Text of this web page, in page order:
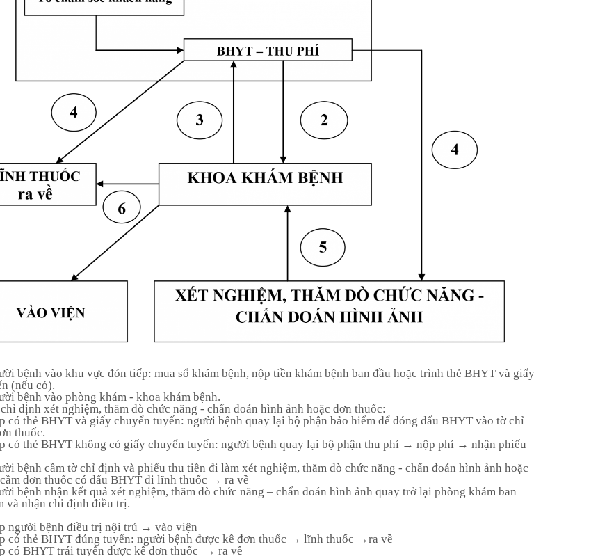
bệnh vào khu vực đón tiếp: mua sổ khám bệnh, nộp tiền khám bệnh ban đầu hoặc trình thẻ BHYT và giấy
(nếu có).
bệnh vào phòng khám - khoa khám bệnh.
định xét nghiệm, thăm dò chức năng - chẩn đoán hình ảnh hoặc đơn thuốc:
có thẻ BHYT và giấy chuyển tuyến: người bệnh quay lại bộ phận bảo hiểm để đóng dấu BHYT vào tờ chỉ
thuốc.
có thẻ BHYT không có giấy chuyển tuyến: người bệnh quay lại bộ phận thu phí → nộp phí → nhận phiếu
bệnh cầm tờ chỉ định và phiếu thu tiền đi làm xét nghiệm, thăm dò chức năng - chẩn đoán hình ảnh hoặc
đơn thuốc có dấu BHYT đi lĩnh thuốc → ra về
bệnh nhận kết quả xét nghiệm, thăm dò chức năng – chẩn đoán hình ảnh quay trở lại phòng khám ban
và nhận chỉ định điều trị.
người bệnh điều trị nội trú → vào viện
có thẻ BHYT đúng tuyến: người bệnh được kê đơn thuốc → lĩnh thuốc →ra về
có BHYT trái tuyến được kê đơn thuốc → ra về